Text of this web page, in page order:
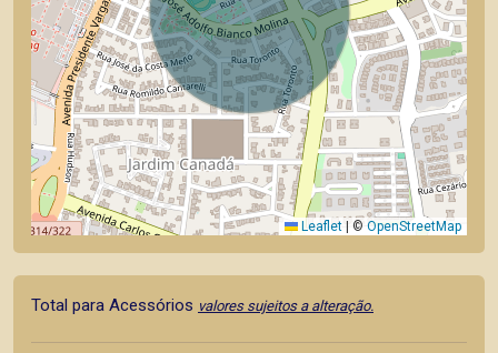
Leaflet © OpenStreetMap
Total para Acessórios valores sujeitos a alteração.